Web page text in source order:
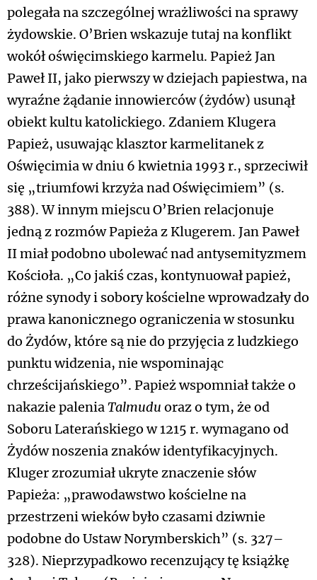
polegała na szczególnej wrażliwości na sprawy
żydowskie. O’Brien wskazuje tutaj na konflikt
wokół oświęcimskiego karmelu. Papież Jan
Paweł II, jako pierwszy w dziejach papiestwa, na
wyraźne żądanie innowierców (żydów) usunął
obiekt kultu katolickiego. Zdaniem Klugera
Papież, usuwając klasztor karmelitanek z
Oświęcimia w dniu 6 kwietnia 1993 r., sprzeciwił
się „triumfowi krzyża nad Oświęcimiem” (s.
388). W innym miejscu O’Brien relacjonuje
jedną z rozmów Papieża z Klugerem. Jan Paweł
II miał podobno ubolewać nad antysemityzmem
Kościoła. „Co jakiś czas, kontynuował papież,
różne synody i sobory kościelne wprowadzały do
prawa kanonicznego ograniczenia w stosunku
do Żydów, które są nie do przyjęcia z ludzkiego
punktu widzenia, nie wspominając
chrześcijańskiego”. Papież wspomniał także o
nakazie paleniaTalmudu oraz o tym, że od
Soboru Laterańskiego w 1215 r. wymagano od
Żydów noszenia znaków identyfikacyjnych.
Kluger zrozumiał ukryte znaczenie słów
Papieża: „prawodawstwo kościelne na
przestrzeni wieków było czasami dziwnie
podobne do Ustaw Norymberskich” (s. 327–
328). Nieprzypadkowo recenzujący tę książkę